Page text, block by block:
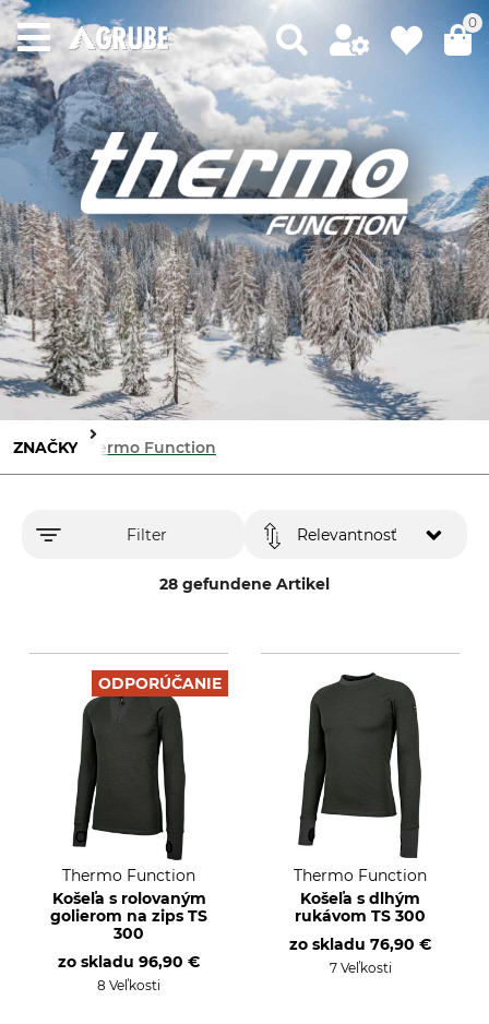
0
ZNAČKY Thermo Function
Filter
28 gefundene Artikel
Relevantnosť
ODPORÚČANIE
Thermo Function
Košeľa s rolovaným
golierom na zips TS
300
zo skladu 96,90 €
8 Veľkosti
Thermo Function
Košeľa s dlhým
rukávom TS 300
zo skladu 76,90 €
7 Veľkosti